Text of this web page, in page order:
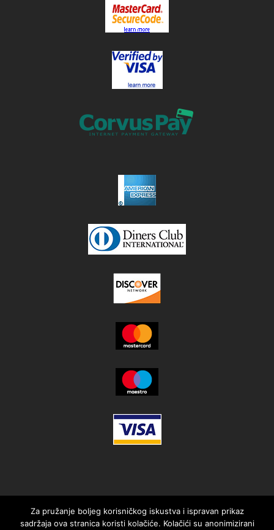
Za pružanje boljeg korisničkog iskustva i ispravan prikaz
sadržaja ova stranica koristi kolačiće. Kolačići su anonimizirani